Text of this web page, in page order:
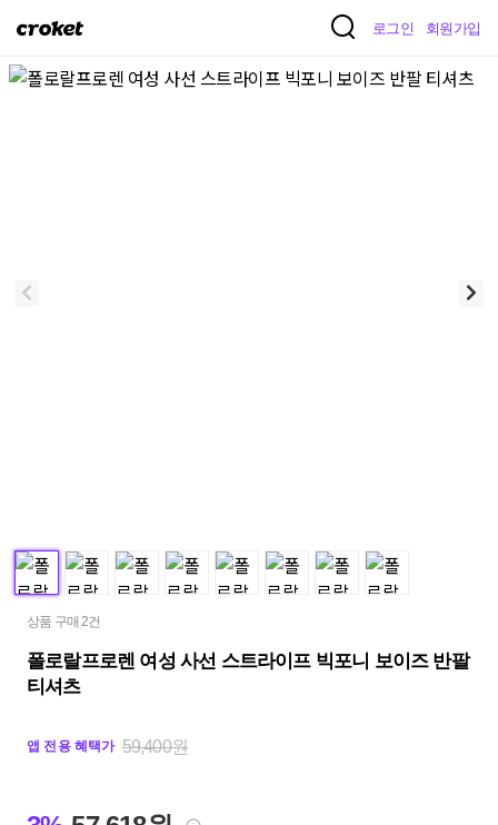
크
켓
로그인 회원가입
상품 구매 2건
폴로랄프로렌 여성 사선 스트라이프 빅포니 보이즈 반팔
티셔츠
앱 전용 혜택가 59,400원